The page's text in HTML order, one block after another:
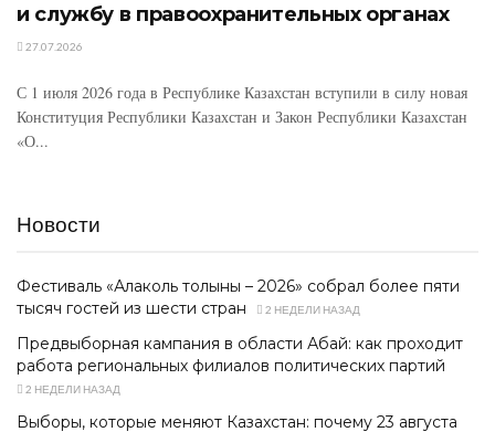
и службу в правоохранительных органах
27.07.2026
С 1 июля 2026 года в Республике Казахстан вступили в силу новая
Конституция Республики Казахстан и Закон Республики Казахстан
«О...
Новости
Фестиваль «Алаколь толқыны – 2026» собрал более пяти
тысяч гостей из шести стран
2 НЕДЕЛИ НАЗАД
Предвыборная кампания в области Абай: как проходит
работа региональных филиалов политических партий
2 НЕДЕЛИ НАЗАД
Выборы, которые меняют Казахстан: почему 23 августа